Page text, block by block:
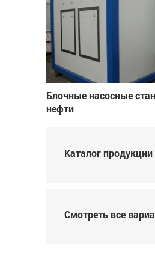
Блочные насосные
нефти
Каталог продукции
Смотреть все